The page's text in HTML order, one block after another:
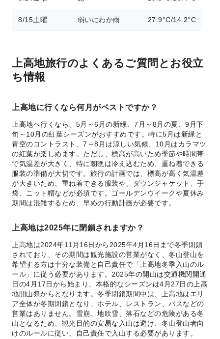
8/15土曜 弱いにわか雨 27.9°C/14.2°C
上高地旅行のよくあるご質問とお役立
ち情報
上高地に行くなら何月がベストですか？
上高地へ行くなら、5月～6月の新緑、7月～8月の夏、9月下
旬～10月の紅葉シーズンがおすすめです。特に5月は新緑と
青空のコントラスト、7～8月は涼しい気候、10月はカラマツ
の紅葉が楽しめます。ただし、標高が高いため季節や時間帯
で気温差が大きく、特に朝晩は冷え込むため、重ね着できる
服装の準備が大切です。旅行の計画では、標高が高く気温差
が大きいため、重ね着できる服装や、ダウンジャケット、手
袋、ニット帽などが必須です。ゴールデンウイークや夏休み
期間は混雑するため、早めの行動計画が必要です。
上高地は2025年に閉鎖されますか？
上高地は2024年11月16日から2025年4月16日まで冬季閉鎖
されており、その期間は観光施設の営業がなく、冬山登山を
希望する方は十分な装備と自己責任で「上高地冬季入山のル
ール」に従う必要があります。2025年の開山は交通機関開通
日の4月17日から始まり、本格的なシーズンは4月27日の上高
地開山祭からとなります。冬季閉鎖期間中は、上高地はエリ
ア全体が冬期閉鎖となり、ホテル、レストラン、バスなどの
営業はありません。雪崩、地吹雪、落石などの危険がある冬
山となるため、観光目的の安易な入山は避け、冬山登山者向
けのルールに従い、自己責任で入山する必要があります。